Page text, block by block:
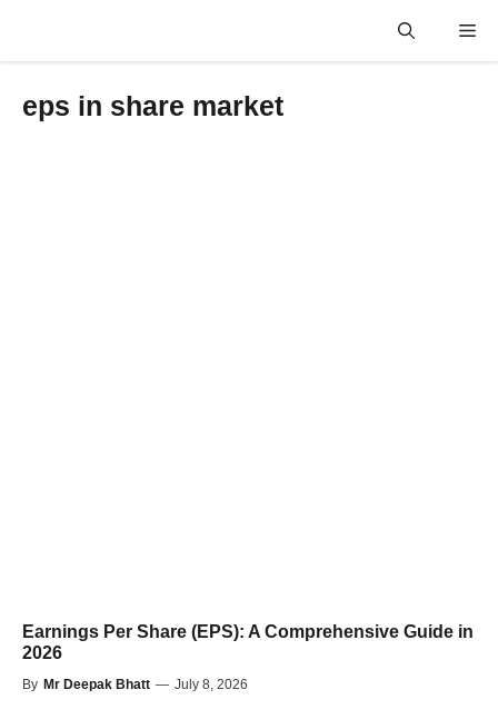
eps in share market
Earnings Per Share (EPS): A Comprehensive Guide in
2026
By Mr Deepak Bhatt — July 8, 2026